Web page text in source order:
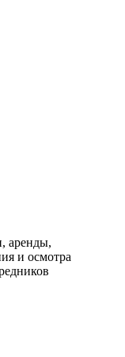
аренды,
и осмотра